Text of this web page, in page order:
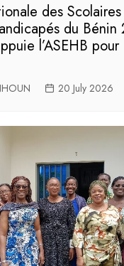
des
du
l’ASEHB pour
20 July 2026